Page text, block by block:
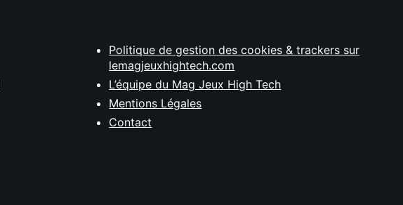
Politique de gestion des cookies & trackers sur
lemagjeuxhightech.com
L’équipe du Mag Jeux High Tech
Mentions Légales
Contact